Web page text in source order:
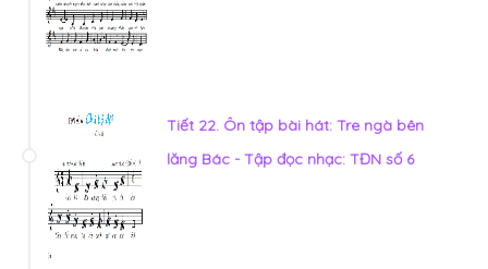
Tiết 22. Ôn tập bài hát: Tre ngà bên
lăng Bác - Tập đọc nhạc: TĐN số 6